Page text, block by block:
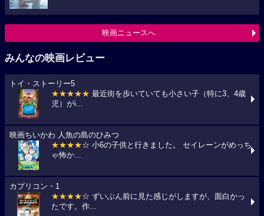
映画ニュースへ
みんなの映画レビュー
トイ・ストーリー5
★★★★★ 最近街を歩いていても小さい子（特に3、4歳
児）がi...
映画ちいかわ 人魚の島のひみつ
★★★★☆ 小6の子供と行きました。 セイレーンがめっち
ゃ怖か...
カプリコン・1
★★★★☆ ずいぶん前に見た感じがしますが、面白かっ
たです。作...